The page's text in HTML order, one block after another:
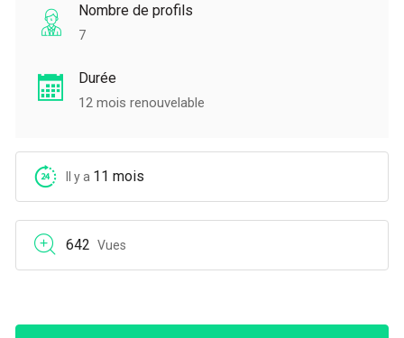
Nombre de profils
7
Durée
12 mois renouvelable
Il y a 11 mois
642 Vues